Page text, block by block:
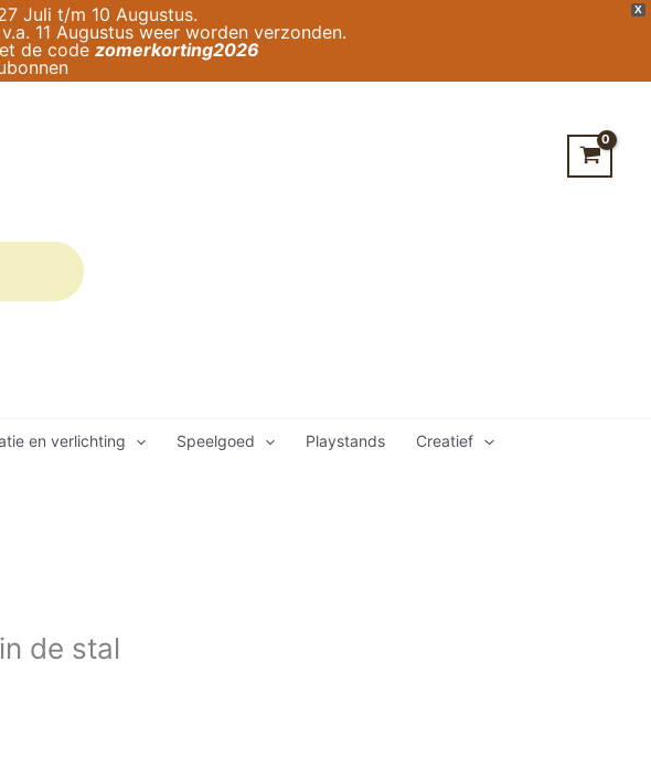
X
Juli t/m 10 Augustus.
11 Augustus weer worden verzonden.
de code zomerkorting2026
en verlichting Speelgoed Playstands Creatief
de stal